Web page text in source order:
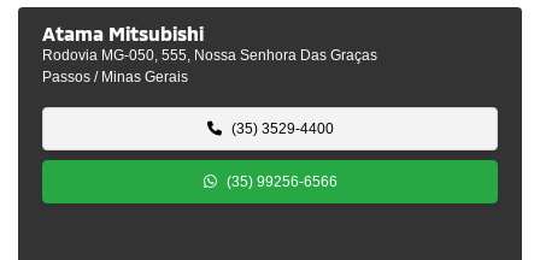
Atama Mitsubishi
Rodovia MG-050, 555, Nossa Senhora Das Graças
Passos / Minas Gerais
(35) 3529-4400
(35) 99256-6566